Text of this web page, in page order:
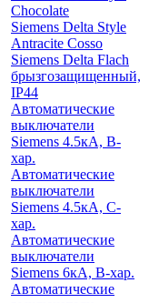
Chocolate
Siemens Delta Style
Antracite Cosso
Siemens Delta Flach
брызгозащищенный,
IP44
Автоматические
выключатели
Siemens 4.5кА, B-
хар.
Автоматические
выключатели
Siemens 4.5кА, C-
хар.
Автоматические
выключатели
Siemens 6кА, B-хар.
Автоматические